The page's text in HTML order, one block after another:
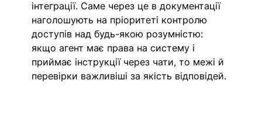
інтеграції. Саме через це в документації
наголошують на пріоритеті контролю
доступів над будь-якою розумністю:
якщо агент має права на систему і
приймає інструкції через чати, то межі й
перевірки важливіші за якість відповідей.